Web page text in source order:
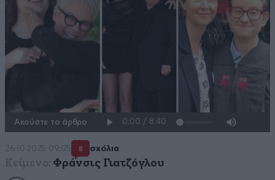
Ακούστε το άρθρο
26·10·2025 09:05 8 σχόλια
Κείμενο: Φράνσις Γιατζόγλου